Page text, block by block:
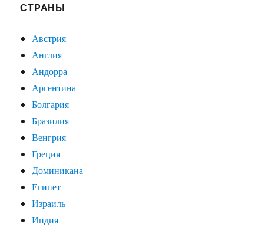
СТРАНЫ
Австрия
Англия
Андорра
Аргентина
Болгария
Бразилия
Венгрия
Греция
Доминикана
Египет
Израиль
Индия